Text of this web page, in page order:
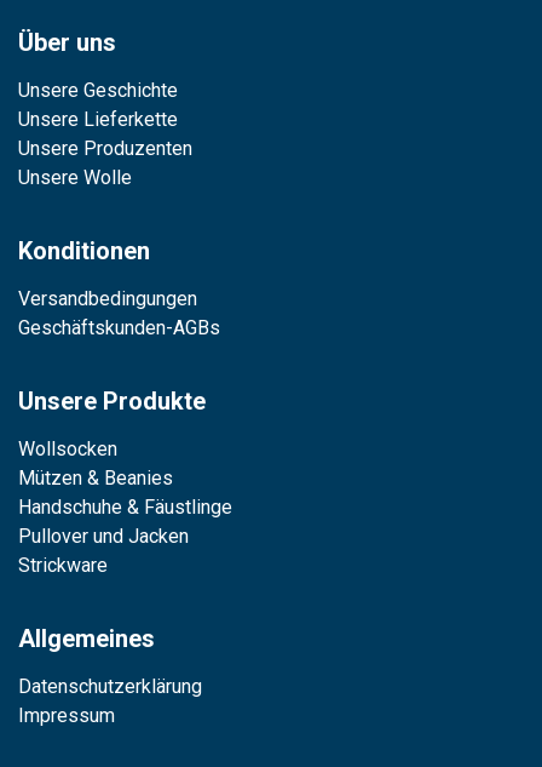
Über uns
Unsere Geschichte
Unsere Lieferkette
Unsere Produzenten
Unsere Wolle
Konditionen
Versandbedingungen
Geschäftskunden-AGBs
Unsere Produkte
Wollsocken
Mützen & Beanies
Handschuhe & Fäustlinge
Pullover und Jacken
Strickware
Allgemeines
Datenschutzerklärung
Impressum